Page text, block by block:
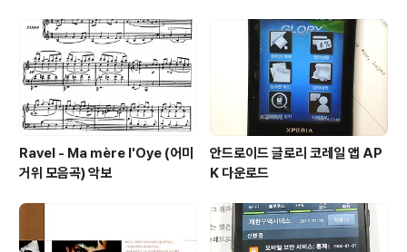
Ravel - Ma mère l'Oye (어미
거위 모음곡) 악보
안드로이드 글로리 코레일 앱 AP
K 다운로드